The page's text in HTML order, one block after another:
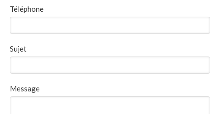
Téléphone
Sujet
Message